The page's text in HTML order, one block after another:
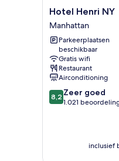
Hotel
Henri
NY
Manhattan
Hotel Henri NY
Manhattan
Parkeerplaatsen
beschikbaar
Gratis wifi
Restaurant
Airconditioning
8.2
van
8,2 Zeer goed
1.021
inclusief